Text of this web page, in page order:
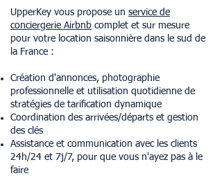
UpperKey vous propose un service de
conciergerie Airbnb complet et sur mesure
pour votre location saisonnière dans le sud de
la France :
Création d'annonces, photographie
professionnelle et utilisation quotidienne de
stratégies de tarification dynamique
Coordination des arrivées/départs et gestion
des clés
Assistance et communication avec les clients
24h/24 et 7j/7, pour que vous n'ayez pas à le
faire